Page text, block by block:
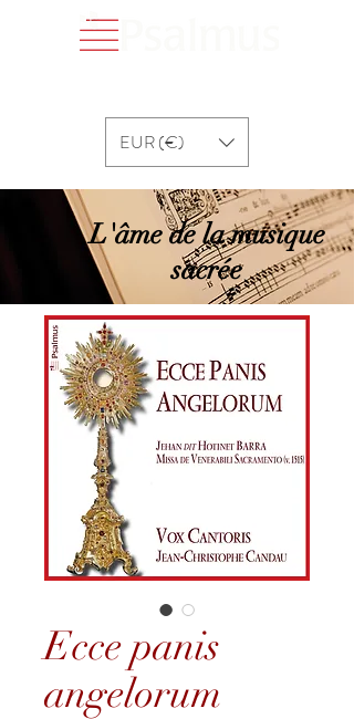
EUR (€)
L'âme de la musique
sacrée
Ecce panis
angelorum